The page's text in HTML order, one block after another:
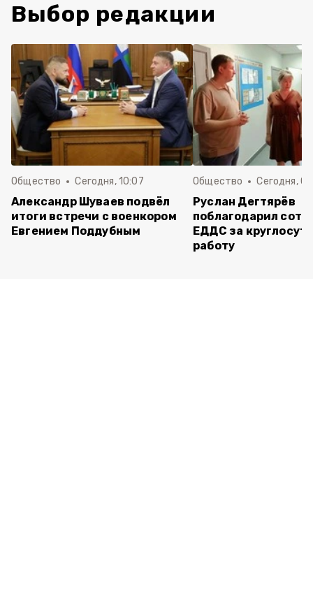
Выбор редакции
Общество Сегодня, 10:07
Александр Шуваев подвёл
итоги встречи с военкором
Евгением Поддубным
Общество Сегодня,
Руслан Дегтярёв
поблагодарил
ЕДДС за
работу